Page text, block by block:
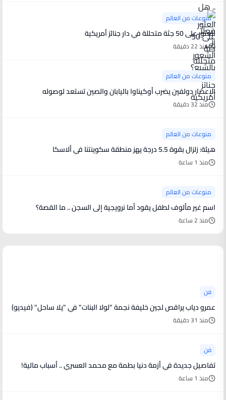
منوعات من العالم
العثور على 50 جثة متحللة في دار جنائز أمريكية
منذ 22 دقيقة
منوعات من العالم
الإعصار دولفين يضرب أوكيناوا باليابان والصين تستعد لوصوله
منذ 32 دقيقة
منوعات من العالم
هيئة: زلزال بقوة 5.5 درجة يهز منطقة سكوينتنا في ألاسكا
منذ 1 ساعة
منوعات من العالم
اسم غير مألوف لطفل يقود أما نرويجية إلى السجن .. ما القصة؟
منذ 2 ساعة
فن
عمرو دياب يراقص لجين خليفة نجمة "لولا البنات" في "يلا ساحل" (فيديو)
منذ 31 دقيقة
فن
تفاصيل جديدة في أزمة دنيا بطمة مع محمد العسري .. أسباب مالية!
منذ 1 ساعة